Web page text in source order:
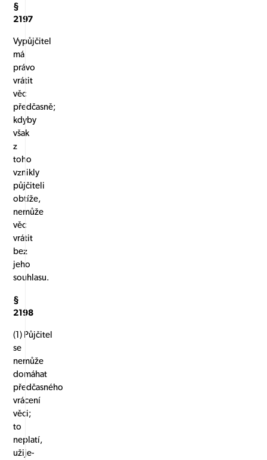
§
2197
Vypůjčitel
má
právo
vrátit
věc
předčasně;
kdyby
však
z
toho
vznikly
půjčiteli
obtíže,
nemůže
věc
vrátit
bez
jeho
souhlasu.
§
2198
(1) Půjčitel
se
nemůže
domáhat
předčasného
vrácení
věci;
to
neplatí,
užije-